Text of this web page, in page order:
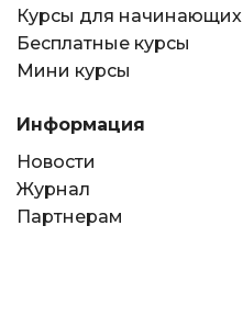
Курсы для начинающих
Бесплатные курсы
Мини курсы
Информация
Новости
Журнал
Партнерам